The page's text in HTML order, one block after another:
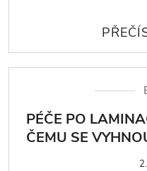
PÉČE PO
ČEMU SE